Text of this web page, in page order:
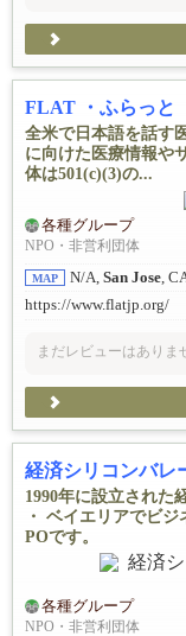
FLAT ・ふらっと
全米で日本語を話す
に向けた医療情報や
体は501(c)(3)の...
各種グループ
NPO・非営利団体
MAP N/A, San Jose,
https://www.flatjp.org/
まだレビューはありま
経済シリコンバレ
1990年に設立された
・ ベイエリアでビ
POです。
各種グループ
NPO・非営利団体